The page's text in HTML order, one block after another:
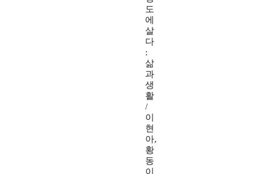
도
에
살
다
:
삶
과
생
활
/
이
현
아,
황
동
이